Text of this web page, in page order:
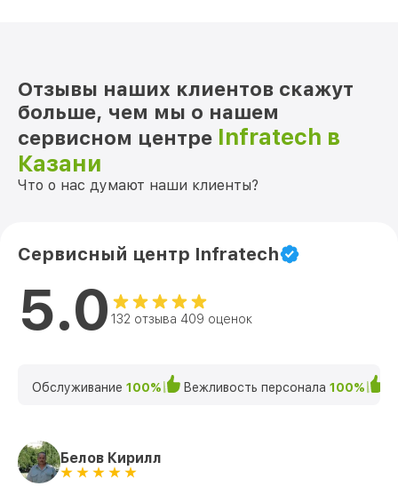
Отзывы наших клиентов скажут
больше, чем мы о нашем
сервисном центре Infratech в
Казани
Что о нас думают наши клиенты?
Сервисный центр Infratech
5.0 132 отзыва 409 оценок
Обслуживание 100% Вежливость персонала 100%
Белов Кирилл